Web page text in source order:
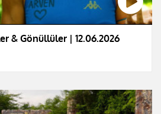
& Gönüllüler | 12.06.2026